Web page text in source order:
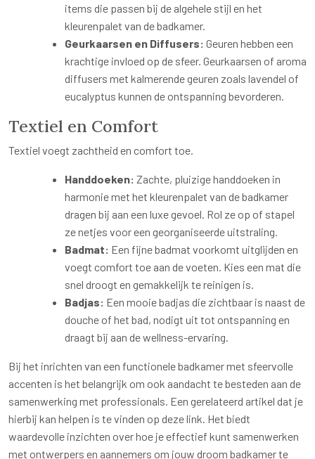
items die passen bij de algehele stijl en het
kleurenpalet van de badkamer.
Geurkaarsen en Diffusers: Geuren hebben een
krachtige invloed op de sfeer. Geurkaarsen of aroma
diffusers met kalmerende geuren zoals lavendel of
eucalyptus kunnen de ontspanning bevorderen.
Textiel en Comfort
Textiel voegt zachtheid en comfort toe.
Handdoeken: Zachte, pluizige handdoeken in
harmonie met het kleurenpalet van de badkamer
dragen bij aan een luxe gevoel. Rol ze op of stapel
ze netjes voor een georganiseerde uitstraling.
Badmat: Een fijne badmat voorkomt uitglijden en
voegt comfort toe aan de voeten. Kies een mat die
snel droogt en gemakkelijk te reinigen is.
Badjas: Een mooie badjas die zichtbaar is naast de
douche of het bad, nodigt uit tot ontspanning en
draagt bij aan de wellness-ervaring.
Bij het inrichten van een functionele badkamer met sfeervolle
accenten is het belangrijk om ook aandacht te besteden aan de
samenwerking met professionals. Een gerelateerd artikel dat je
hierbij kan helpen is te vinden op deze link. Het biedt
waardevolle inzichten over hoe je effectief kunt samenwerken
met ontwerpers en aannemers om jouw droom badkamer te